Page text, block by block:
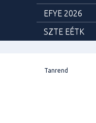
EFYE 2026
SZTE EÉTK
Tanrend